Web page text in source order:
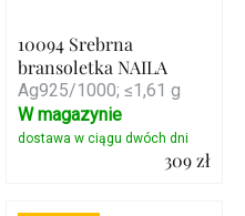
10094 Srebrna
bransoletka NAILA
Ag925/1000; ≤1,61 g
309 zł
W magazynie